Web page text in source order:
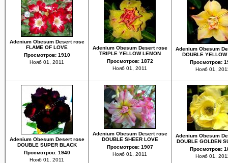
Adenium Obesum Desert rose
FLAME OF LOVE
Просмотров: 1910
Нояб 01, 2011
Adenium Obesum Desert rose
TRIPLE YELLOW LEMON
Просмотров: 1872
Нояб 01, 2011
Adenium Obesum
DOUBLE YELLOW
Просмотров:
Нояб 01,
Adenium Obesum Desert rose
DOUBLE SUPER BLACK
Просмотров: 1940
Нояб 01, 2011
Adenium Obesum Desert rose
DOUBLE SHEER LOVE
Просмотров: 1907
Нояб 01, 2011
Adenium Obesum
DOUBLE GOLDEN
Просмотров:
Нояб 01,